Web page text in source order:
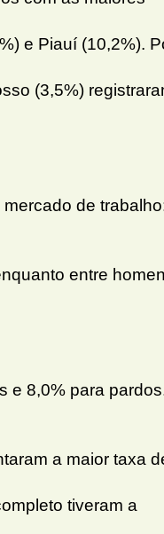
e Piauí (10,2%).
(3,5%)
de
entre
e 8,0% para
a maior taxa
tiveram a